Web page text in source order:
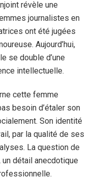
révèle une
journalistes en
ont été jugées
Aujourd’hui,
se double d’une
intellectuelle.
cette femme
besoin d’étaler son
Son identité
par la qualité de ses
La question de
détail anecdotique